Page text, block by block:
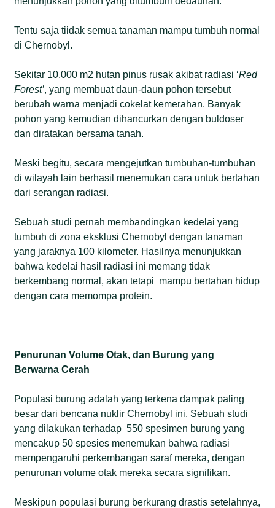
Tentu saja tiidak semua tanaman mampu tumbuh normal
di Chernobyl.
Sekitar 10.000 m2 hutan pinus rusak akibat radiasi ‘Red
Forest’, yang membuat daun-daun pohon tersebut
berubah warna menjadi cokelat kemerahan. Banyak
pohon yang kemudian dihancurkan dengan buldoser
dan diratakan bersama tanah.
Meski begitu, secara mengejutkan tumbuhan-tumbuhan
di wilayah lain berhasil menemukan cara untuk bertahan
dari serangan radiasi.
Sebuah studi pernah membandingkan kedelai yang
tumbuh di zona eksklusi Chernobyl dengan tanaman
yang jaraknya 100 kilometer. Hasilnya menunjukkan
bahwa kedelai hasil radiasi ini memang tidak
berkembang normal, akan tetapi mampu bertahan hidup
dengan cara memompa protein.
Penurunan Volume Otak, dan Burung yang
Berwarna Cerah
Populasi burung adalah yang terkena dampak paling
besar dari bencana nuklir Chernobyl ini. Sebuah studi
yang dilakukan terhadap 550 spesimen burung yang
mencakup 50 spesies menemukan bahwa radiasi
mempengaruhi perkembangan saraf mereka, dengan
penurunan volume otak mereka secara signifikan.
Meskipun populasi burung berkurang drastis setelahnya,